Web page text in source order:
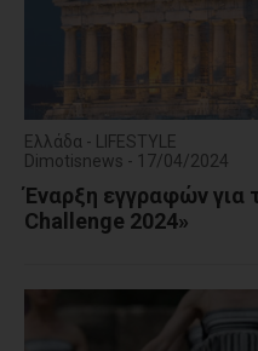
Ελλάδα - LIFESTYLE
Dimotisnews - 17/04/2024
Έναρξη εγγραφών για
Challenge 2024»